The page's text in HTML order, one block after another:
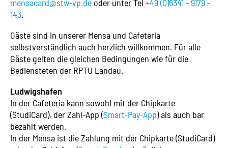
mensacard@stw-vp.de oder unter Tel +49 (0)6341 - 9179 -
143.
Gäste sind in unserer Mensa und Cafeteria
selbstverständlich auch herzlich willkommen. Für alle
Gäste gelten die gleichen Bedingungen wie für die
Bediensteten der RPTU Landau.
Ludwigshafen
In der Cafeteria kann sowohl mit der Chipkarte
(StudiCard), der Zahl-App (Smart-Pay-App) als auch bar
bezahlt werden.
In der Mensa ist die Zahlung mit der Chipkarte (StudiCard)